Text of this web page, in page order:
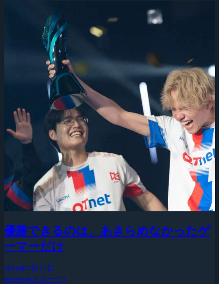
優勝できるのは、あきらめなかったゲ
ーマーだけ
2026年7月27日
esports(eスポーツ)